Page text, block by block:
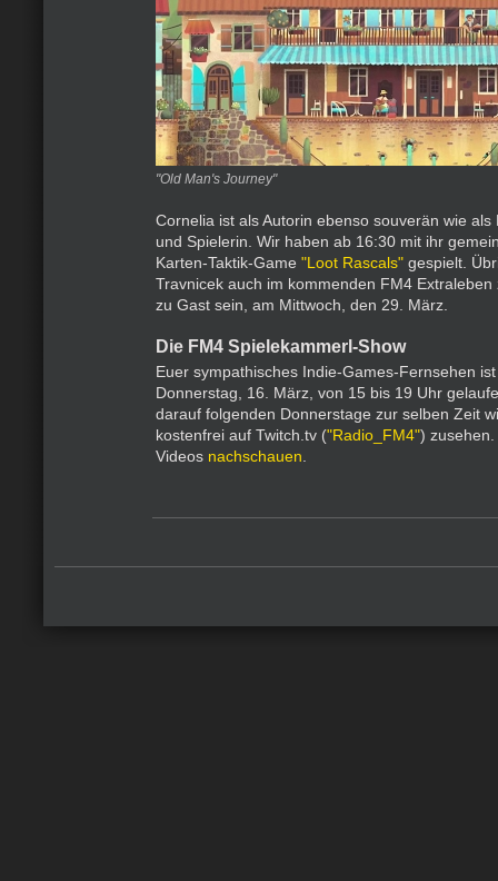
"Old Man's Journey"
Cornelia ist als Autorin ebenso souverän wie als
und Spielerin. Wir haben ab 16:30 mit ihr
Karten-Taktik-Game "Loot Rascals" gespielt.
Travnicek auch im kommenden FM4 Extraleben
zu Gast sein, am Mittwoch, den 29. März.
Die FM4 Spielekammerl-Show
Euer sympathisches Indie-Games-Fernsehen
Donnerstag, 16. März, von 15 bis 19 Uhr
darauf folgenden Donnerstage zur selben Zeit
kostenfrei auf Twitch.tv ("Radio_FM4")
Videos nachschauen